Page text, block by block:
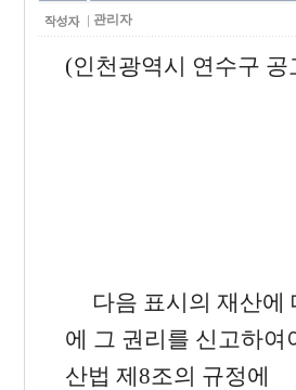
관리자
(인천광역시 연수구 공
다음 표시의 재산에
에 그 권리를 신고하
산법 제8조의 규정에